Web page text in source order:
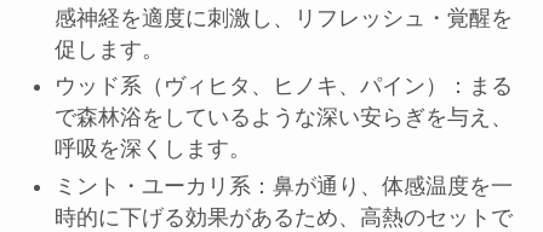
感神経を適度に刺激し、リフレッシュ・覚醒を
促します。
ウッド系（ヴィヒタ、ヒノキ、パイン）：まる
で森林浴をしているような深い安らぎを与え、
呼吸を深くします。
ミント・ユーカリ系：鼻が通り、体感温度を一
時的に下げる効果があるため、高熱のセットで